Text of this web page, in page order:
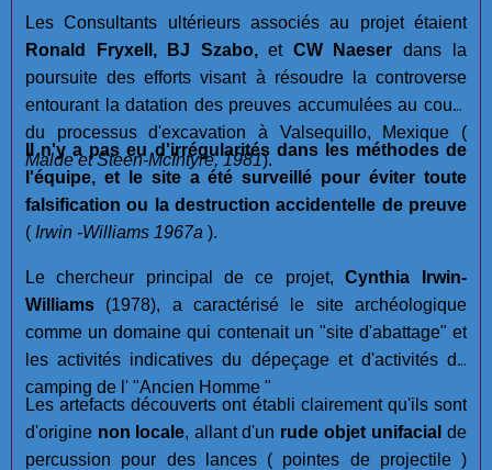
Les Consultants ultérieurs associés au projet étaient
Ronald Fryxell, BJ Szabo, etCW Naeser dans la
poursuite des efforts visant à résoudre la controverse
entourant la datation des preuves accumulées au cours
du processus d'excavation à Valsequillo, Mexique (
Malde et Steen-McIntyre, 1981).
Il n'y a pas eu d'irrégularités dans les méthodes de
l'équipe, et le site a été surveillé pour éviter toute
falsification ou la destruction accidentelle de preuve
( Irwin -Williams 1967a ).
Le chercheur principal de ce projet, Cynthia Irwin-
Williams (1978), a caractérisé le site archéologique
comme un domaine qui contenait un "site d'abattage" et
les activités indicatives du dépeçage et d'activités de
camping de l' "Ancien Homme "
Les artefacts découverts ont établi clairement qu'ils sont
d'origine non locale, allant d'un rude objet unifacial de
percussion pour des lances ( pointes de projectile )